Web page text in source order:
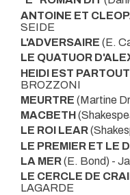
ANTOINE ET
SEIDE
L'ADVERSAIRE (E.
LE QUATUOR
HEIDI EST PARTOUT
BROZZONI
MEURTRE (Martine
MACBETH
LE ROI LEAR
LE PREMIER ET LE
LA MER(E. Bond) -
LE CERCLE DE
LAGARDE